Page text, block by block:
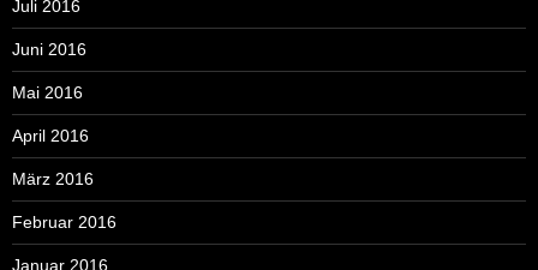
Juli 2016
Juni 2016
Mai 2016
April 2016
März 2016
Februar 2016
Januar 2016